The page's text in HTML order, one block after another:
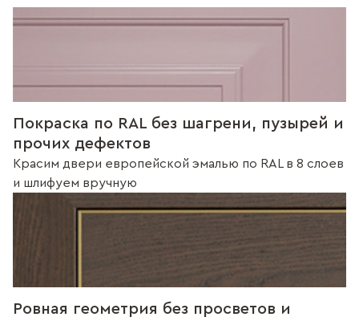
Покраска по RAL без шагрени, пузырей и
прочих дефектов
Красим двери европейской эмалью по RAL в 8 слоев
и шлифуем вручную
Ровная геометрия без просветов и